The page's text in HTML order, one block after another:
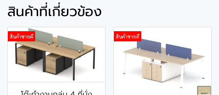
สินค้าที่เกี่ยวข้อง
สินค้าขายดี สินค้าขายดี